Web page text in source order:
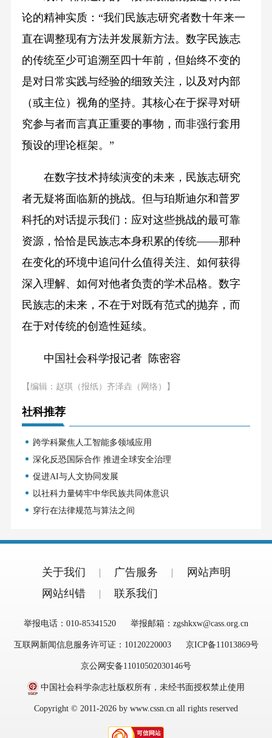
论的精神实质：“我们民族志研究者数十年来一
直在调整现有方法并发展新方法。数字民族志
的传统至少可追溯至四十年前，但始终不变的
是对日常实践与经验的细致关注，以及对内部
（或主位）视角的坚持。其核心在于探寻对研
究参与者而言真正重要的事物，而非强行套用
预设的理论框架。”
在数字技术持续演变的未来，民族志研究
者无疑将面临新的挑战。但与珀斯迪尔和普罗
科托的对话提示我们：应对这些挑战的最可靠
资源，恰恰是民族志本身积累的传统——那种
在变化的环境中追问什么值得关注、如何获得
深入理解、如何对他者负责的学术品格。数字
民族志的未来，不在于对既有范式的抛弃，而
在于对传统的创造性延续。
中国社会科学报记者 陈密容
【编辑：赵琪（报纸）齐泽垚（网络）】
社科推荐
跨学科聚焦人工智能多领域应用
深化反恐国际合作 推进全球安全治理
促进AI与人文协同发展
以社科力量铸牢中华民族共同体意识
穿行在法律规范与算法之间
关于我们 广告服务
网站声明
网站纠错
联系我们
举报电话：010-85341520 举报邮箱：zgshkxw@cass.org.cn
互联网新闻信息服务许可证：10120220003 京ICP备11013869号
京公网安备11010502030146号
中国社会科学杂志社版权所有，未经书面授权禁止使用
Copyright © 2011-2026 by www.cssn.cn all rights reserved